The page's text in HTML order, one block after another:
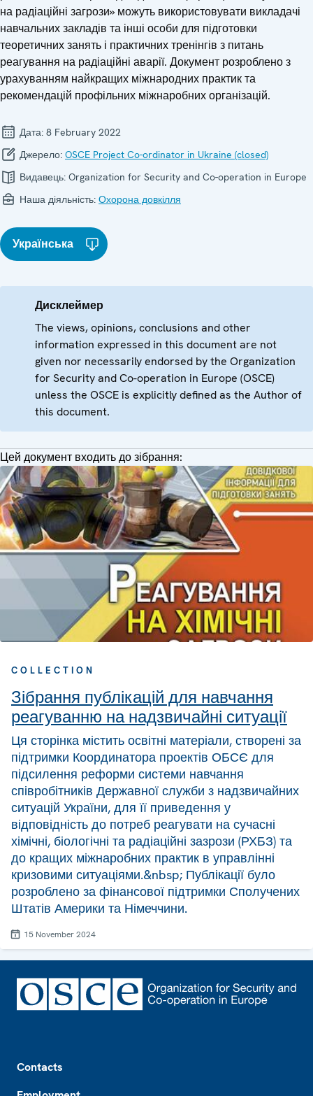
на радіаційні загрози» можуть використовувати викладачі
навчальних закладів та інші особи для підготовки
теоретичних занять і практичних тренінгів з питань
реагування на радіаційні аварії. Документ розроблено з
урахуванням найкращих міжнародних практик та
рекомендацій профільних міжнаробних організацій.
Дата: 8 February 2022
Джерело: OSCE Project Co-ordinator in Ukraine (closed)
Видавець: Organization for Security and Co-operation in Europe
Наша діяльність: Охорона довкілля
Українська
Дисклеймер
The views, opinions, conclusions and other
information expressed in this document are not
given nor necessarily endorsed by the Organization
for Security and Co-operation in Europe (OSCE)
unless the OSCE is explicitly defined as the Author of
this document.
Цей документ входить до зібрання:
COLLECTION
Зібрання публікацій для навчання
реагуванню на надзвичайні ситуації
Ця сторінка містить освітні матеріали, створені за
підтримки Координатора проектів ОБСЄ для
підсилення реформи системи навчання
співробітників Державної служби з надзвичайних
ситуацій України, для її приведення у
відповідність до потреб реагувати на сучасні
хімічні, біологічні та радіаційні зазрози (РХБЗ) та
до кращих міжнаробних практик в управлінні
кризовими ситуаціями.&nbsp; Публікації було
розроблено за фінансової підтримки Сполучених
Штатів Америки та Німеччини.
15 November 2024
Contacts